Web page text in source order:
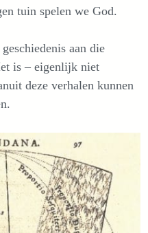
tuin spelen we God.
aan die
is – eigenlijk niet
deze verhalen kunnen